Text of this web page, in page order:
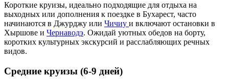
Короткие круизы, идеально подходящие для отдыха на
выходных или дополнения к поездке в Бухарест, часто
начинаются в Джурджу или Чичиу и включают остановки в
Хыршове и Чернаводэ. Ожидай уютных обедов на борту,
коротких культурных экскурсий и расслабляющих речных
видов.
Средние круизы (6-9 дней)